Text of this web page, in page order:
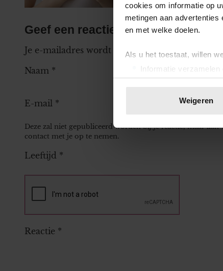
cookies om informatie op
metingen aan
en met welke doelen.
Als u het toestaat, willen
Informatie
Uw apparaat
toestemming op elk
We gebruiken cookies om
Weigeren
Geef een reactie
Je e-mailadres wordt niet gepubliceerd.
Naam *
E-mail *
Deze zal niet gepubliceerd worden bij je reactie, maar
contact met je op te nemen.
Leeftijd *
Reactie *